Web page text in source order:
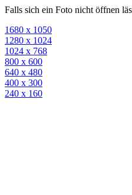
Falls sich ein Foto nicht öffnen
1680 x 1050
1280 x 1024
1024 x 768
800 x 600
640 x 480
400 x 300
240 x 160